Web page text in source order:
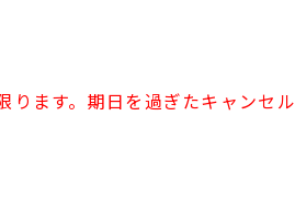
ます。期日を過ぎたキャンセ